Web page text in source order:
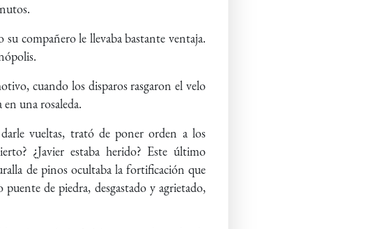
compañero le llevaba bastante ventaja.
cuando los disparos rasgaron el velo
una rosaleda.
vueltas, trató de poner orden a los
¿Javier estaba herido? Este último
de pinos ocultaba la fortificación que
de piedra, desgastado y agrietado,